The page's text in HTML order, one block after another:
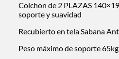
Colchon de 2 PLAZAS
soporte y suavidad
Recubierto en tela Sabana
Peso máximo de soporte